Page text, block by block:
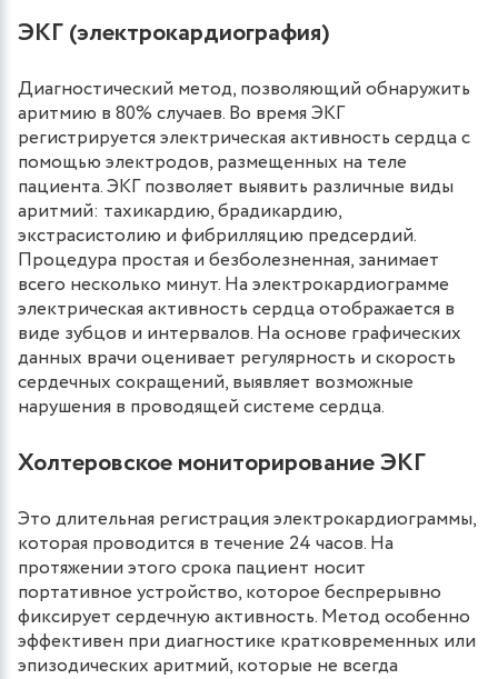
ЭКГ (электрокардиография)
Диагностический метод, позволяющий обнаружить
аритмию в 80% случаев. Во время ЭКГ
регистрируется электрическая активность сердца с
помощью электродов, размещенных на теле
пациента. ЭКГ позволяет выявить различные виды
аритмий: тахикардию, брадикардию,
экстрасистолию и фибрилляцию предсердий.
Процедура простая и безболезненная, занимает
всего несколько минут. На электрокардиограмме
электрическая активность сердца отображается в
виде зубцов и интервалов. На основе графических
данных врачи оценивает регулярность и скорость
сердечных сокращений, выявляет возможные
нарушения в проводящей системе сердца.
Холтеровское мониторирование ЭКГ
Это длительная регистрация электрокардиограммы,
которая проводится в течение 24 часов. На
протяжении этого срока пациент носит
портативное устройство, которое беспрерывно
фиксирует сердечную активность. Метод особенно
эффективен при диагностике кратковременных или
эпизодических аритмий, которые не всегда